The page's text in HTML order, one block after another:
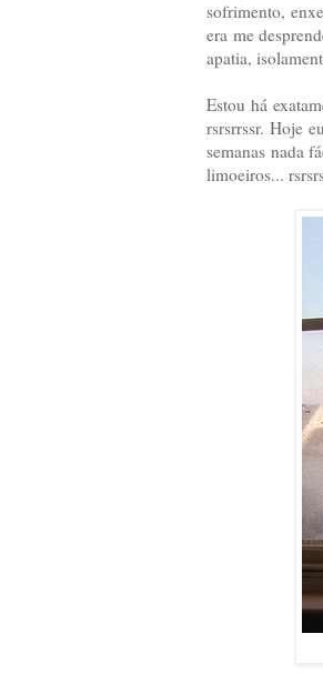
sofrimento,
era me
apatia,
Estou há
rsrsrrssr. Hoje
semanas nada
limoeiros...